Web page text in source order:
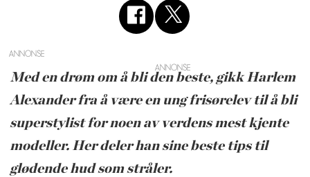
ANNONSE
Med en drøm om å bli den beste, gikk Harlem
Alexander fra å være en ung frisørelev til å bli
superstylist for noen av verdens mest kjente
modeller. Her deler han sine beste tips til
glødende hud som stråler.